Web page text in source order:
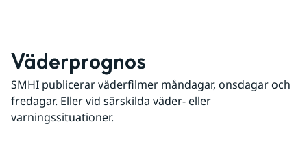
Väderprognos
SMHI publicerar väderfilmer måndagar, onsdagar och
fredagar. Eller vid särskilda väder- eller
varningssituationer.